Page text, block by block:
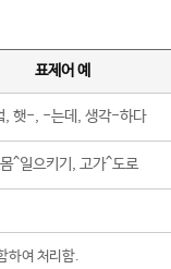
표제어 예
, 햇-, -는데, 생각-하다
^일으키기, 고가^도로
하여 처리함.